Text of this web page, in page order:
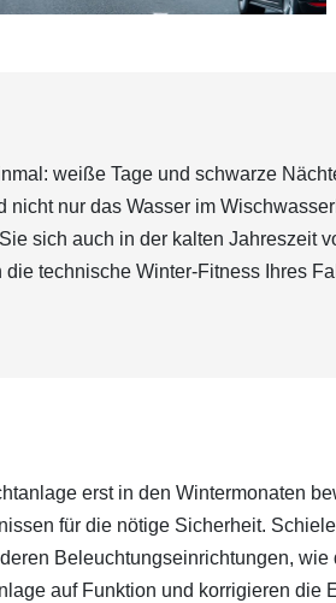
weiße Tage und schwarze
nur das Wasser im
sich auch in der kalten Jahreszeit
technische Winter-Fitness Ihres
erst in den Wintermonaten
für die nötige Sicherheit.
Beleuchtungseinrichtungen,
auf Funktion und korrigieren